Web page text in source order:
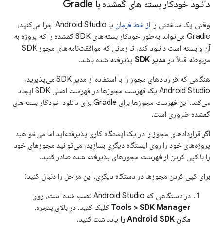
دانلود خودکار بسته های گمشده با Gradle
وقتی یک ساختنی را از خط فرمان
یا Android Studio اجرا می‌کنید،
Gradle می‌تواند به‌طور خودکار بسته‌های SDK گمشده را که پروژه به
آن وابسته است دانلود کند، تا زمانی که موافقت‌نامه‌های مجوز SDK
مربوطه قبلاً در مدیر SDK
پذیرفته شده باشد.
هنگامی که قراردادهای مجوز را با استفاده از مدیر SDK می‌پذیرید،
Android Studio یک فهرست مجوزها در فهرست اصلی SDK ایجاد
می‌کند. این فهرست مجوزها برای Gradle برای دانلود خودکار بسته‌های
گمشده ضروری است.
اگر قراردادهای مجوز را در یک ایستگاه کاری پذیرفته‌اید اما می‌خواهید
پروژه‌های خود را روی ایستگاه دیگری بسازید، می‌توانید مجوزهای خود
را با کپی کردن از فهرست مجوزهای پذیرفته شده صادر کنید.
برای کپی کردن مجوزها در دستگاه دیگری، این مراحل را دنبال کنید:
در دستگاهی که Android Studio نصب شده است، روی
Tools > SDK Manager کلیک کنید. در بالای پنجره،
مکان Android SDK را
یادداشت کنید.